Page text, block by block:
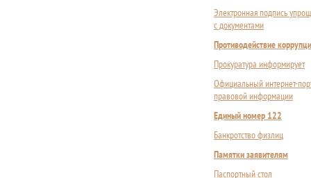
Электронная подпись
с документами
Противодействие
Прокуратура информирует
Официальный интернет-
правовой информации
Единый номер 122
Банкротство физлиц
Памятки заявителям
Паспортный стол